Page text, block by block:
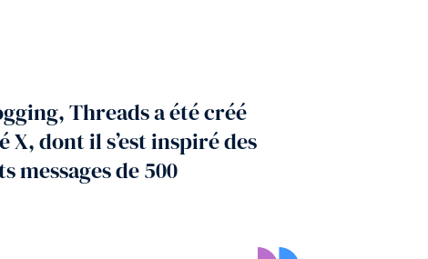
Threads a été créé
dont il s’est inspiré des
de 500